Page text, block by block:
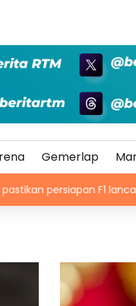
Gemerlap
F1 lancar